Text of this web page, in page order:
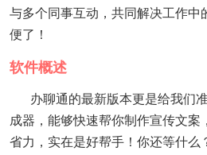
与多个同事互动，共同解决工作中
便了！
软件概述
办聊通的最新版本更是给我们
成器，能够快速帮你制作宣传文案
省力，实在是好帮手！你还等什么